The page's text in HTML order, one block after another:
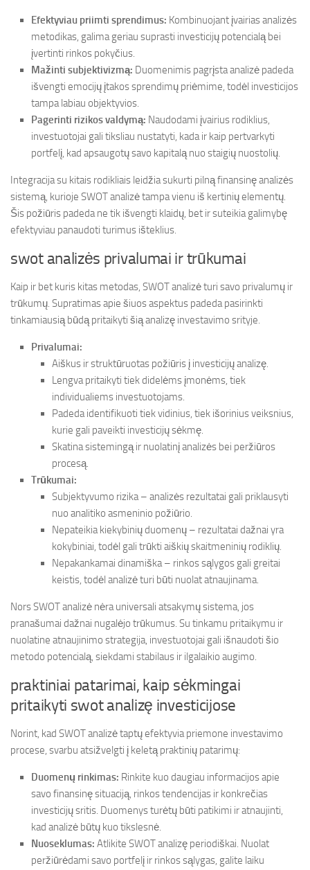
Efektyviau priimti sprendimus: Kombinuojant įvairias analizės
metodikas, galima geriau suprasti investicijų potencialą bei
įvertinti rinkos pokyčius.
Mažinti subjektivizmą: Duomenimis pagrįsta analizė padeda
išvengti emocijų įtakos sprendimų priėmime, todėl investicijos
tampa labiau objektyvios.
Pagerinti rizikos valdymą: Naudodami įvairius rodiklius,
investuotojai gali tiksliau nustatyti, kada ir kaip pertvarkyti
portfelį, kad apsaugotų savo kapitalą nuo staigių nuostolių.
Integracija su kitais rodikliais leidžia sukurti pilną finansinę analizės
sistemą, kurioje SWOT analizė tampa vienu iš kertinių elementų.
Šis požiūris padeda ne tik išvengti klaidų, bet ir suteikia galimybę
efektyviau panaudoti turimus išteklius.
swot analizės privalumai ir trūkumai
Kaip ir bet kuris kitas metodas, SWOT analizė turi savo privalumų ir
trūkumų. Supratimas apie šiuos aspektus padeda pasirinkti
tinkamiausią būdą pritaikyti šią analizę investavimo srityje.
Privalumai:
Aiškus ir struktūruotas požiūris į investicijų analizę.
Lengva pritaikyti tiek didelėms įmonėms, tiek
individualiems investuotojams.
Padeda identifikuoti tiek vidinius, tiek išorinius veiksnius,
kurie gali paveikti investicijų sėkmę.
Skatina sistemingą ir nuolatinį analizės bei peržiūros
procesą.
Trūkumai:
Subjektyvumo rizika – analizės rezultatai gali priklausyti
nuo analitiko asmeninio požiūrio.
Nepateikia kiekybinių duomenų – rezultatai dažnai yra
kokybiniai, todėl gali trūkti aiškių skaitmeninių rodiklių.
Nepakankamai dinamiška – rinkos sąlygos gali greitai
keistis, todėl analizė turi būti nuolat atnaujinama.
Nors SWOT analizė nėra universali atsakymų sistema, jos
pranašumai dažnai nugalėjo trūkumus. Su tinkamu pritaikymu ir
nuolatine atnaujinimo strategija, investuotojai gali išnaudoti šio
metodo potencialą, siekdami stabilaus ir ilgalaikio augimo.
praktiniai patarimai, kaip sėkmingai
pritaikyti swot analizę investicijose
Norint, kad SWOT analizė taptų efektyvia priemone investavimo
procese, svarbu atsižvelgti į keletą praktinių patarimų:
Duomenų rinkimas: Rinkite kuo daugiau informacijos apie
savo finansinę situaciją, rinkos tendencijas ir konkrečias
investicijų sritis. Duomenys turėtų būti patikimi ir atnaujinti,
kad analizė būtų kuo tikslesnė.
Nuoseklumas: Atlikite SWOT analizę periodiškai. Nuolat
peržiūrėdami savo portfelį ir rinkos sąlygas, galite laiku